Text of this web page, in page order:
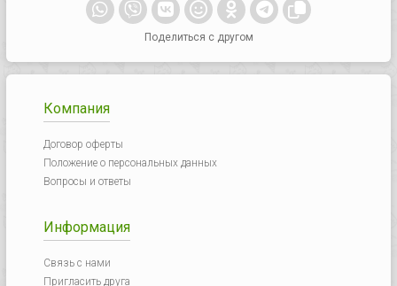
Поделиться с другом
Компания
Договор оферты
Положение о персональных данных
Вопросы и ответы
Информация
Связь с нами
Пригласить друга